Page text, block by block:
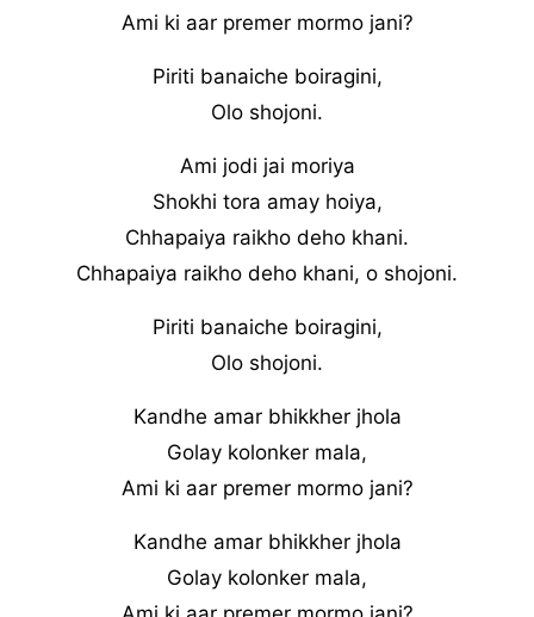
Ami ki aar premer mormo jani?
Piriti banaiche boiragini,
Olo shojoni.
Ami jodi jai moriya
Shokhi tora amay hoiya,
Chhapaiya raikho deho khani.
Chhapaiya raikho deho khani, o shojoni.
Piriti banaiche boiragini,
Olo shojoni.
Kandhe amar bhikkher jhola
Golay kolonker mala,
Ami ki aar premer mormo jani?
Kandhe amar bhikkher jhola
Golay kolonker mala,